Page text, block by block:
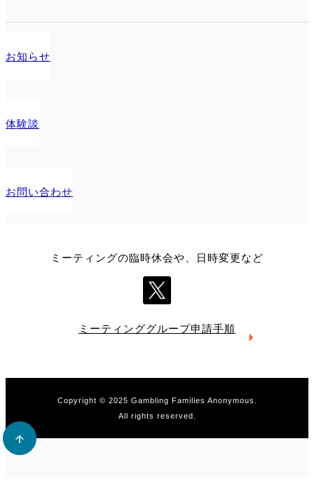
お知らせ
体験談
お問い合わせ
ミーティングの臨時休会や、日時変更など
ミーティンググループ申請手順
Copyright © 2025 Gambling Families Anonymous.
All rights reserved.